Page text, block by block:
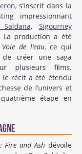
, s’inscrit dans la
impressionnant
, Sigourney
La production a été
de l’eau, ce qui
de créer une saga
plusieurs films.
le récit a été étendu
de l’univers et
étape en
Fire and Ash dévoile